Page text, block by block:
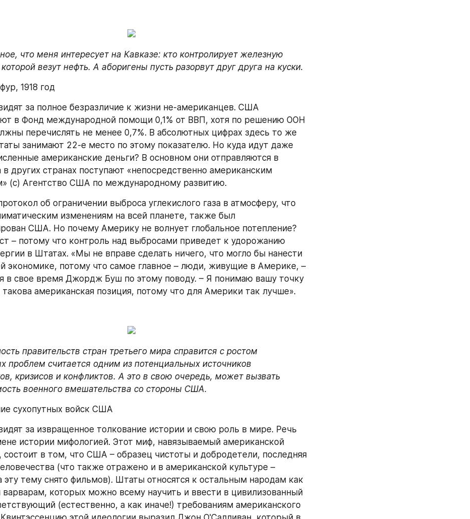
что меня интересует на Кавказе: кто контролирует железную
везут нефть. А аборигены пусть разорвут друг друга на куски.
1918 год
за полное безразличие к жизни не-американцев. США
в Фонд международной помощи 0,1% от ВВП, хотя по решению ООН
перечислять не менее 0,7%. В абсолютных цифрах здесь то же
занимают 22-е место по этому показателю. Но куда идут даже
американские деньги? В основном они отправляются в
в других странах поступают «непосредственно американским
(с) Агентство США по международному развитию.
об ограничении выброса углекислого газа в атмосферу, что
изменениям на всей планете, также был
США. Но почему Америку не волнует глобальное потепление?
– потому что контроль над выбросами приведет к удорожанию
в Штатах. «Мы не вправе сделать ничего, что могло бы нанести
экономике, потому что самое главное – люди, живущие в Америке, –
в свое время Джордж Буш по этому поводу. – Я понимаю вашу точку
такова американская позиция, потому что для Америки так лучше».
правительств стран третьего мира справится с ростом
проблем считается одним из потенциальных источников
кризисов и конфликтов. А это в свою очередь, может вызвать
военного вмешательства со стороны США.
сухопутных войск США
за извращенное толкование истории и свою роль в мире. Речь
истории мифологией. Этот миф, навязываемый американской
состоит в том, что США – образец чистоты и добродетели, последняя
(что также отражено и в американской культуре –
эту тему снято фильмов). Штаты относятся к остальным народам как
которых можно всему научить и ввести в цивилизованный
(естественно, а как иначе!) требованиям американского